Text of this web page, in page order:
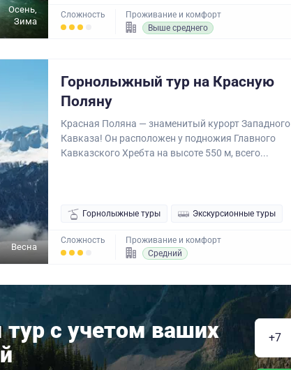
Осень,
Зима
Сложность
Проживание и комфорт
Выше среднего
Весна
Горнолыжный тур на Красную
Поляну
Красная Поляна — знаменитый курорт Западного
Кавказа! Он расположен у подножия Главного
Кавказского Хребта на высоте 550 м, всего...
Горнолыжные туры Экскурсионные туры
Сложность
Проживание и комфорт
Средний
с учетом ваших